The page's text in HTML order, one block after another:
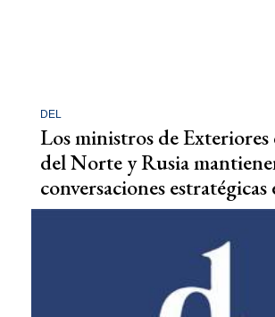
DEL
Los ministros de Exteriores
del Norte y Rusia
conversaciones